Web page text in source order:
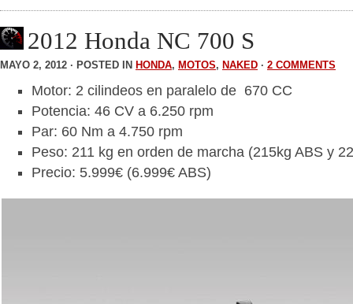
2012 Honda NC 700 S
MAYO 2, 2012 · POSTED IN HONDA, MOTOS, NAKED · 2 COMMENTS
Motor: 2 cilindeos en paralelo de 670 CC
Potencia: 46 CV a 6.250 rpm
Par: 60 Nm a 4.750 rpm
Peso: 211 kg en orden de marcha (215kg ABS y
Precio: 5.999€ (6.999€ ABS)